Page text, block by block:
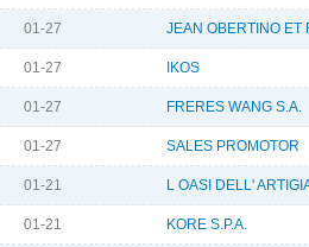
01-27 JEAN OBERTINO ET
01-27 IKOS
01-27 FRERES WANG S.A.
01-27 SALES PROMOTOR
01-21 L OASI DELL'
01-21 KORE S.P.A.